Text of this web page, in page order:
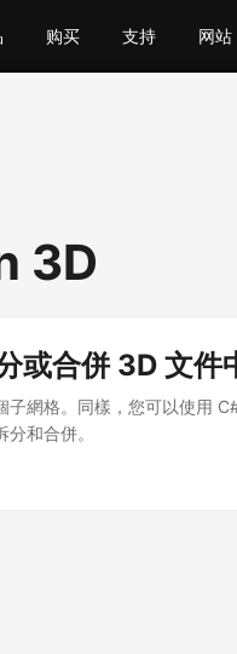
购买 支持 网站
3D
或合併 3D 文件
網格。同樣，您可以使用
和合併。